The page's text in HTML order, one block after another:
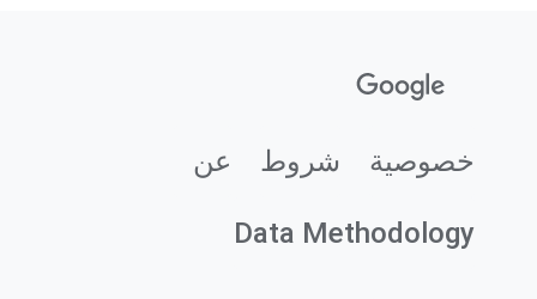
خصوصية شروط عن
Data Methodology